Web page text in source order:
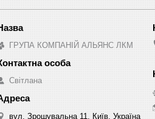
ГРУПА КОМПАНІЙ АЛЬЯНС ЛКМ
Світлана
вул. Зрошувальна 11, Київ, Україна